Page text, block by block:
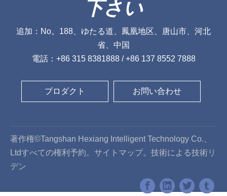
下さい
追加：No。188、ゆたる道、鳳凰地区、唐山市、河北
省、中国
電話：+86 315 8381888 / +86 137 8552 7888
プロダクト お問い合わせ
著作権©Tangshan Hexiang Intelligent Technology Co.、
Ltdすべての権利予約。 サイトマップ。技術による技術 リ
デン